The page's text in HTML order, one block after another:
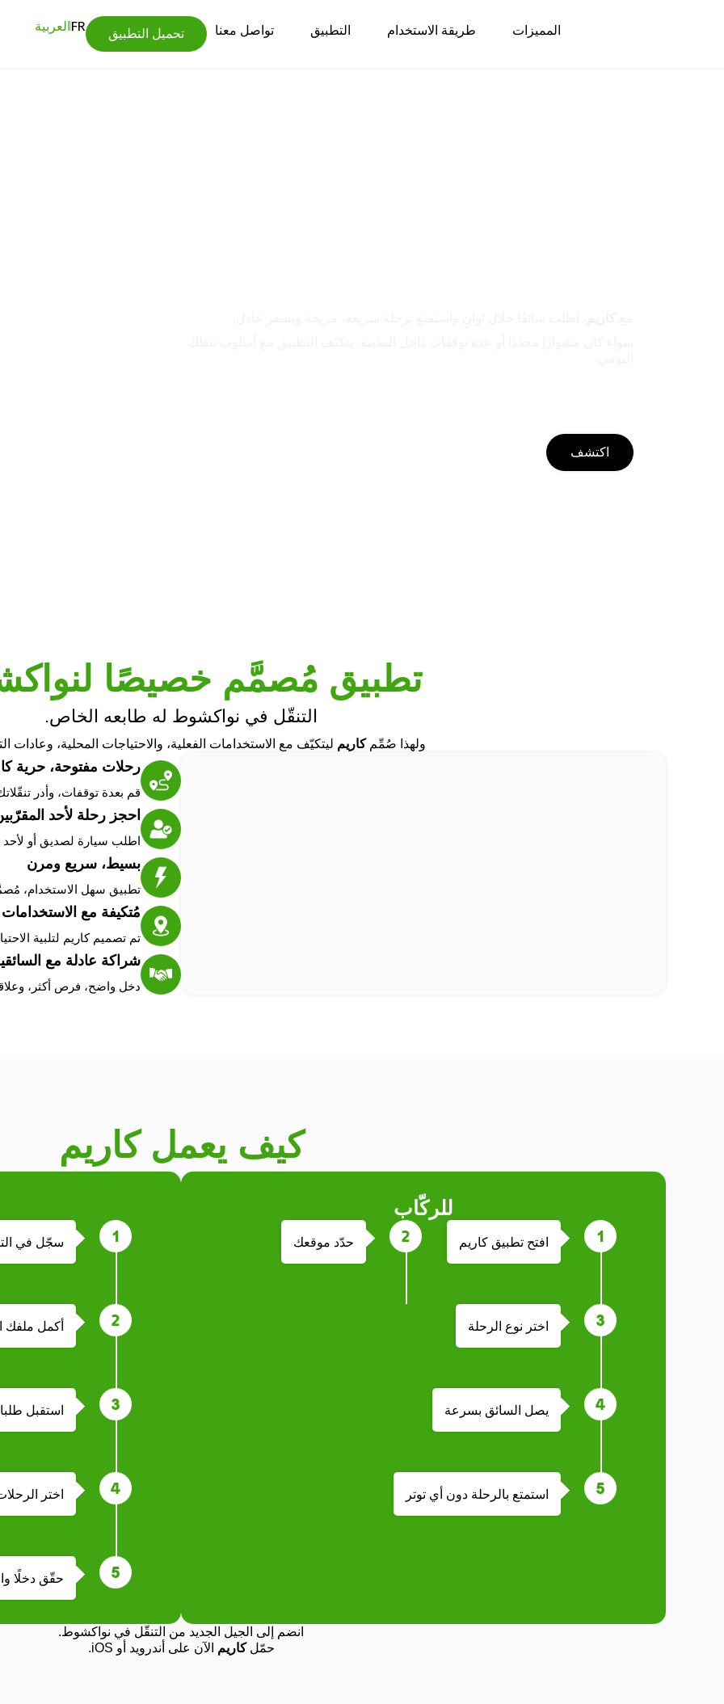
المميزات طريقة الاستخدام التطبيق تواصل معنا تحميل التطبيق FRالعربية
اكتشف
تطبيق مُصمَّم خصيصًا
التنقّل في نواكشوط له طابعه الخاص.
ولهذا صُمِّمكاريم ليتكيّف مع الاستخدامات الفعلية، والاحتياجات المحلية، وعادات
رحلات مفتوحة، حرية
قم بعدة توقفات، وأدر
احجز رحلة لأحد
اطلب سيارة لصديق أو لأحد
بسيط، سريع ومرن
تطبيق سهل الاستخدام،
مُتكيفة مع الاستخدامات
تم تصميم كاريم لتلبية
شراكة عادلة مع
دخل واضح، فرص أكثر،
كيف يعمل كاريم
للركّاب
افتح تطبيق كاريم حدّد موقعك
اختر نوع الرحلة
يصل السائق بسرعة
استمتع بالرحلة دون أي توتر
سجّل في
أكمل
استقبل
اختر
حقّق دخلًا
انضم إلى الجيل الجديد من التنقّل في نواكشوط.
حمّلكاريم الآن على أندرويد أو iOS.